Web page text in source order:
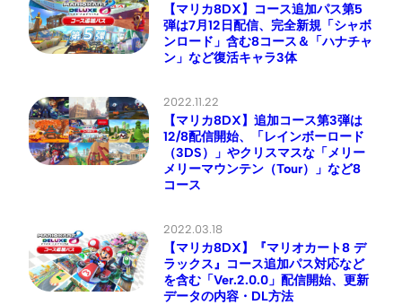
【マリカ8DX】コース追加パス第5
弾は7月12日配信、完全新規「シャボ
ンロード」含む8コース＆「ハナチャ
ン」など復活キャラ3体
2022.11.22
【マリカ8DX】追加コース第3弾は
12/8配信開始、「レインボーロード
（3DS）」やクリスマスな「メリー
メリーマウンテン（Tour）」など8
コース
2022.03.18
【マリカ8DX】『マリオカート8 デ
ラックス』コース追加パス対応など
を含む「Ver.2.0.0」配信開始、更新
データの内容・DL方法